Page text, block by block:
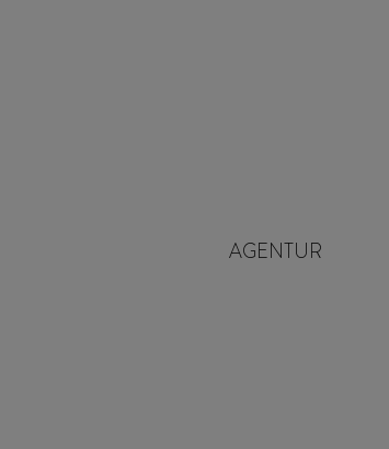
Navigation
überspringen
AGENTUR